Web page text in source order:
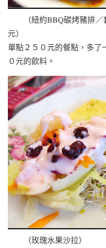
（紐約BBQ碳烤豬排／
元）
單點２５０元的餐點，多了
０元的飲料。
（玫瑰水果沙拉）